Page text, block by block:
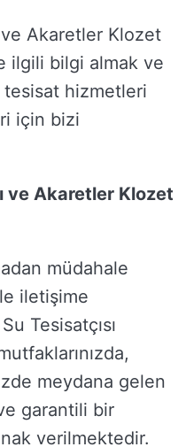
ve Akaretler Klozet
ilgili bilgi almak ve
hizmetleri
için bizi
ve Akaretler Klozet
müdahale
iletişime
Tesisatçısı
meydana gelen
ve garantili bir
verilmektedir.